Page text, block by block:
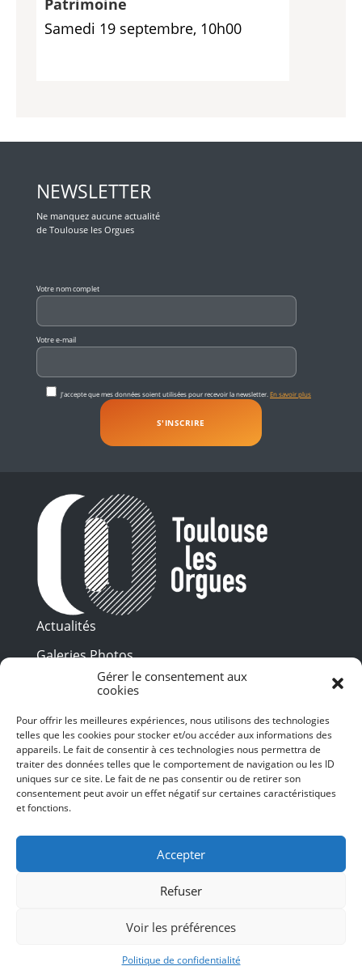
Gérer le consentement aux
cookies
Pour offrir les meilleures expériences, nous utilisons des technologies
telles que les cookies pour stocker et/ou accéder aux informations des
appareils. Le fait de consentir à ces technologies nous permettra de
traiter des données telles que le comportement de navigation ou les ID
uniques sur ce site. Le fait de ne pas consentir ou de retirer son
consentement peut avoir un effet négatif sur certaines caractéristiques
et fonctions.
Accepter
Refuser
Voir les préférences
Politique de confidentialité
Patrimoine
Samedi 19 septembre, 10h00
NEWSLETTER
Ne manquez aucune actualité
de Toulouse les Orgues
Votre nom complet
Votre e-mail
J'accepte que mes données soient utilisées pour recevoir la newsletter. En savoir plus
Actualités
Galeries Photos
Vidéothèque
Presse
Billetterie
Recrutement
Mentions légales
Politique de confidentialité
SUIVEZ-NOUS
© 2024 Toulouse les Orgues – Tous droits